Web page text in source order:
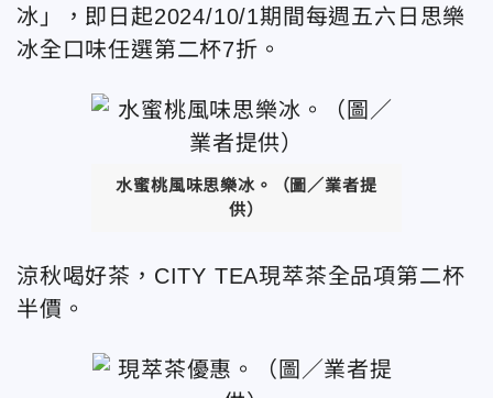
冰」，即日起2024/10/1期間每週五六日思樂
冰全口味任選第二杯7折。
水蜜桃風味思樂冰。（圖／業者提
供）
涼秋喝好茶，CITY TEA現萃茶全品項第二杯
半價。